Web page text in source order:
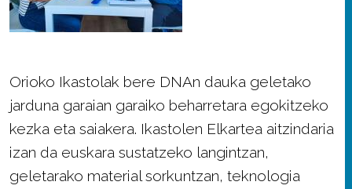
Orioko Ikastolak bere DNAn dauka geletako
jarduna garaian garaiko beharretara egokitzeko
kezka eta saiakera. Ikastolen Elkartea aitzindaria
izan da euskara sustatzeko langintzan,
geletarako material sorkuntzan, teknologia